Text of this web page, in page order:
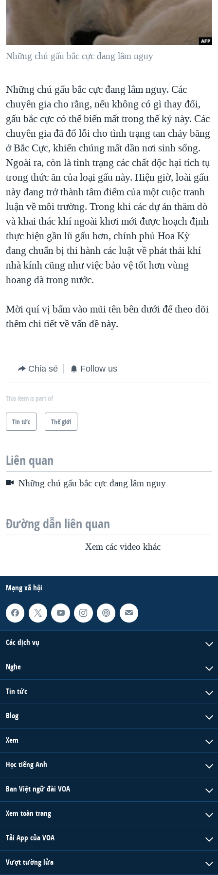
"Tìm"
KINH TẾ
KHOA HỌC
THỂ THAO
GIÁO DỤC
HÀNH TRÌNH BẦU CỬ 2024
MỘT NĂM CHIẾN TRANH TẠI DẢI GAZA
GIẢI MÃ VÀNH ĐAI & CON ĐƯỜNG
TRỊNH VĨNH BÌNH - NGƯỜI HẠ 'BÊN THẮNG CUỘC'
GROUND ZERO – XƯA VÀ NAY
CHI PHÍ CHIẾN TRANH AFGHANISTAN
CÁC GIÁ TRỊ CỘNG HÒA Ở VIỆT NAM
THƯỢNG ĐỈNH TRUMP-KIM TẠI VIỆT NAM
TRỊNH VĨNH BÌNH VS. CHÍNH PHỦ VIỆT NAM
NGƯ DÂN VIỆT VÀ LÀN SÓNG TRỘM HẢI SÂM
BÊN KIA QUỐC LỘ: TIẾNG VỌNG TỪ NÔNG THÔN MỸ
QUAN HỆ VIỆT MỸ
MẠNG XÃ HỘI
Ngôn ngữ khác
Những chú gấu bắc cực đang lâm nguy
Những chú gấu bắc cực đang lâm nguy. Các
chuyên gia cho rằng, nếu không có gì thay đổi,
gấu bắc cực có thể biến mất trong thế kỷ này. Các
chuyên gia đã đổ lỗi cho tình trạng tan chảy băng
ở Bắc Cực, khiến chúng mất dần nơi sinh sống.
Ngoài ra, còn là tình trạng các chất độc hại tích tụ
trong thức ăn của loại gấu này. Hiện giờ, loài gấu
này đang trở thành tâm điểm của một cuộc tranh
luận về môi trường. Trong khi các dự án thăm dò
và khai thác khí ngoài khơi mới được hoạch định
thực hiện gần lũ gấu hơn, chính phủ Hoa Kỳ
đang chuẩn bị thi hành các luật về phát thải khí
nhà kính cũng như việc bảo vệ tốt hơn vùng
hoang dã trong nước.
Mời quí vị bấm vào mũi tên bên dưới để theo dõi
thêm chi tiết về vấn đề này.
Chia sẻ Follow us
This item is part of
Tin tức Thế giới
Liên quan
Những chú gấu bắc cực đang lâm nguy
Đường dẫn liên quan
Xem các video khác
Mạng xã hội
Các dịch vụ
Nghe
Tin tức
Blog
Xem
Học tiếng Anh
Ban Việt ngữ đài VOA
Xem toàn trang
Tải App của VOA
Vượt tường lửa